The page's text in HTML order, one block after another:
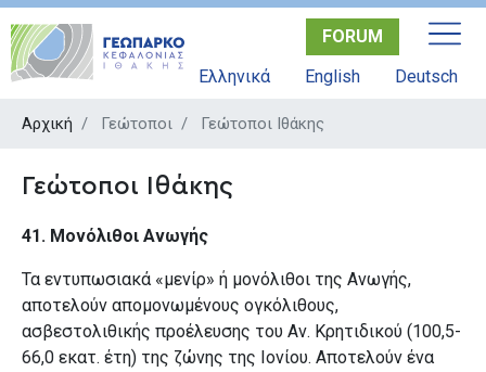
Παράκαμψη
περιεχόμενο
FORUM
Ελληνικά
English Deutsch
Αρχική Γεώτοποι Γεώτοποι Ιθάκης
Γεώτοποι Ιθάκης
41. Μονόλιθοι Ανωγής
Τα εντυπωσιακά «μενίρ» ή μονόλιθοι της Ανωγής,
αποτελούν απομονωμένους ογκόλιθους,
ασβεστολιθικής προέλευσης του Αν. Κρητιδικού (100,5-
66,0 εκατ. έτη) της ζώνης της Ιονίου. Αποτελούν ένα